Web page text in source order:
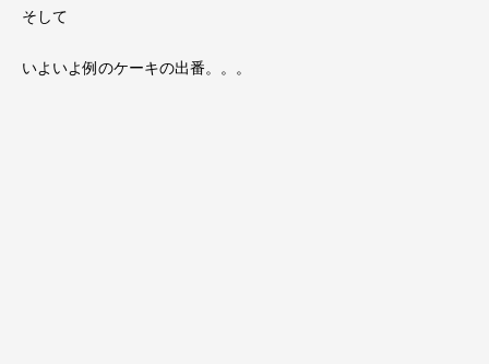
そして
いよいよ例のケーキの出番。。。